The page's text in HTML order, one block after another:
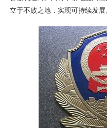
立于不败之地，实现可持续发展